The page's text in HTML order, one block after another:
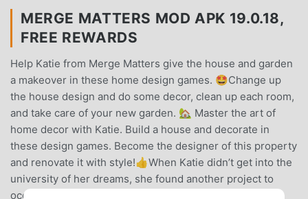
MERGE MATTERS MOD APK 19.0.18,
FREE REWARDS
Help Katie from Merge Matters give the house and garden
a makeover in these home design games. 🤩Change up
the house design and do some decor, clean up each room,
and take care of your new garden. 🏡 Master the art of
home decor with Katie. Build a house and decorate in
these design games. Become the designer of this property
and renovate it with style!👍When Katie didn’t get into the
university of her dreams, she found another project to
occupy herself with. 🔧🔨She received a mysterious